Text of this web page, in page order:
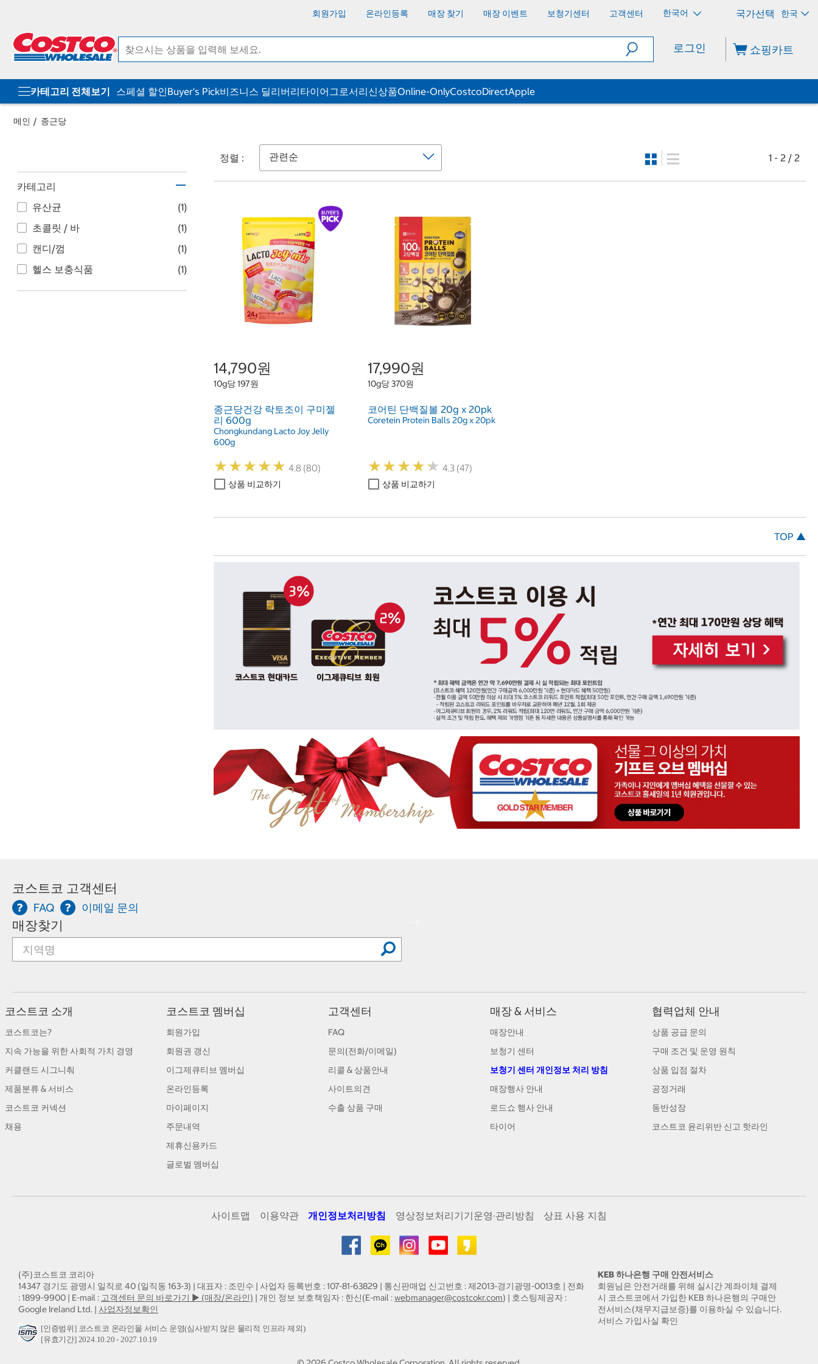
회원가입 온라인등록 매장 찾기 매장 이벤트 보청기센터 고객센터 한국어 한국
로그인 쇼핑카트
카테고리 전체보기 스페셜 할인Buyer's Pick비즈니스 딜리버리타이어그로서리신상품Online-OnlyCostcoDirectApple
메인 종근당
카테고리
유산균
(1)
초콜릿 / 바
(1)
캔디/껌
(1)
헬스 보충식품
(1)
정렬 : 1 - 2 / 2
14,790원
10g당 197원
종근당건강 락토조이 구미젤
리 600g
Chongkundang Lacto Joy Jelly
600g
★★★★★
★★★★★ 4.8 (80)
상품 비교하기
17,990원
10g당 370원
코어틴 단백질볼 20g x 20pk
Coretein Protein Balls 20g x 20pk
★★★★★
★★★★★ 4.3 (47)
상품 비교하기
TOP ▲
코스트코 고객센터
FAQ 이메일 문의
매장찾기
코스트코 소개
코스트코는?
지속 가능을 위한 사회적 가치 경영
커클랜드 시그니춰
제품분류 & 서비스
코스트코 커넥션
채용
코스트코 멤버십
회원가입
회원권 갱신
이그제큐티브 멤버십
온라인등록
마이페이지
주문내역
제휴신용카드
글로벌 멤버십
고객센터
FAQ
문의(전화/이메일)
리콜 & 상품안내
사이트의견
수출 상품 구매
매장 & 서비스
매장안내
보청기 센터
보청기 센터 개인정보 처리 방침
매장행사 안내
로드쇼 행사 안내
타이어
협력업체 안내
상품 공급 문의
구매 조건 및 운영 원칙
상품 입점 절차
공정거래
동반성장
코스트코 윤리위반 신고 핫라인
사이트맵 이용약관 개인정보처리방침 영상정보처리기기운영·관리방침 상표 사용 지침
(주)코스트코 코리아
14347 경기도 광명시 일직로 40 (일직동 163-3) | 대표자 : 조민수 | 사업자 등록번호 : 107-81-63829 | 통신판매업 신고번호 : 제2013-경기광명-0013호 | 전화
: 1899-9900 | E-mail : 고객센터 문의 바로가기 ▶ (매장/온라인) | 개인 정보 보호책임자 : 한신(E-mail :webmanager@costcokr.com) | 호스팅제공자 :
Google Ireland Ltd. | 사업자정보확인
[인증범위] 코스트코 온라인몰 서비스 운영(심사받지 않은 물리적 인프라 제외)
[유효기간] 2024.10.20 - 2027.10.19
KEB 하나은행 구매 안전서비스
회원님은 안전거래를 위해 실시간 계좌이체 결제
시 코스트코에서 가입한 KEB 하나은행의 구매안
전서비스(채무지급보증)를 이용하실 수 있습니다.
서비스 가입사실 확인